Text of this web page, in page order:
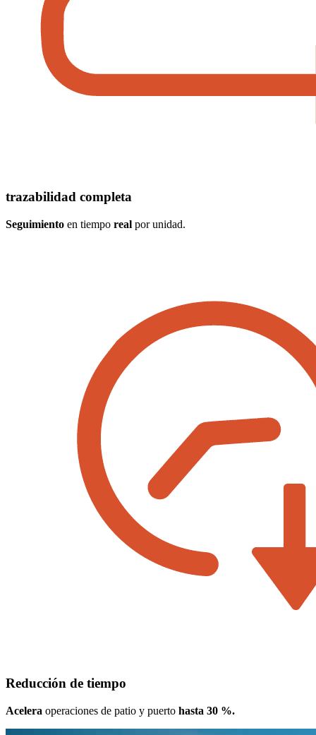
trazabilidad completa
Seguimiento en tiempo real por unidad.
Reducción de tiempo
Acelera operaciones de patio y puerto hasta 30 %.